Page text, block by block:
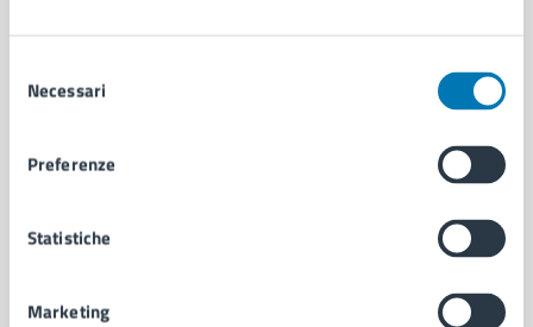
delNecessari
Preferenze
Statistiche
Marketing
Organi di governo
Enti e fondazioni
Documenti e dati